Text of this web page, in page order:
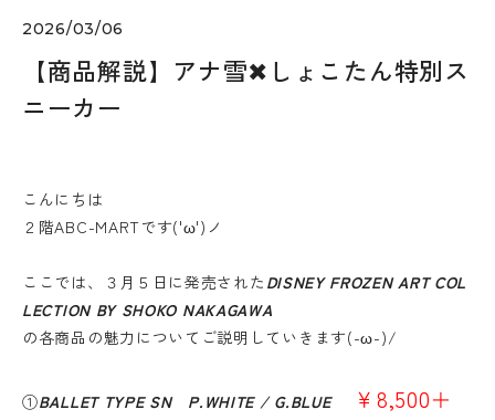
2026/03/06
【商品解説】アナ雪✖しょこたん特別ス
ニーカー
こんにちは
２階ABC-MARTです('ω')ノ
ここでは、３月５日に発売された DISNEY FROZEN ART COL
LECTION BY SHOKO NAKAGAWA
の各商品の魅力についてご説明していきます(-ω-)/
①BALLET TYPE SN P.WHITE / G.BLUE￥8,500＋